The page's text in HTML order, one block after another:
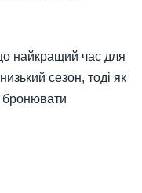
найкращий час для
сезон, тоді як
бронювати